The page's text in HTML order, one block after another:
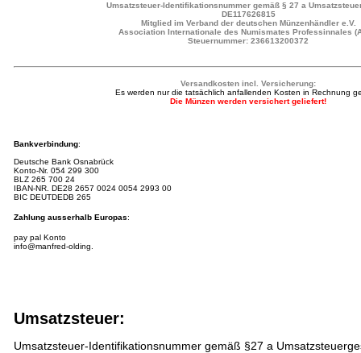
Umsatzsteuer-Identifikationsnummer gemäß § 27 a
DE117626815
Mitglied im Verband der deutschen Münzenhändler e.V.
Association Internationale des Numismates Professinnales
Steuernummer: 236613200372
Versandkosten incl. Versicherung:
Es werden nur die tatsächlich anfallenden Kosten in Rechnung
Die Münzen werden versichert geliefert!
Bankverbindung:
Deutsche Bank Osnabrück
Konto-Nr. 054 299 300
BLZ 265 700 24
IBAN-NR. DE28 2657 0024 0054 2993 00
BIC DEUTDEDB 265
Zahlung ausserhalb Europas:
pay pal Konto
info@manfred-olding.
Umsatzsteuer:
Umsatzsteuer-Identifikationsnummer gemäß §27 a